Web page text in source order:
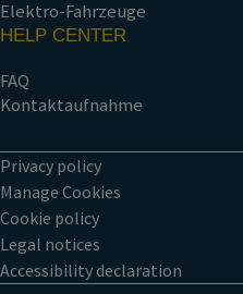
Elektro-Fahrzeuge
HELP CENTER
FAQ
Kontaktaufnahme
Accessibility declaration
Legal notices
Cookie policy
Manage Cookies
Privacy policy